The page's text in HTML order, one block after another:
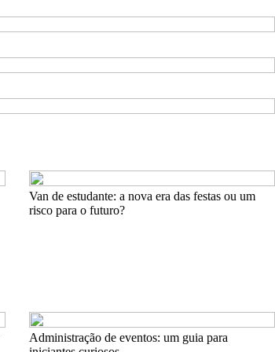
Van de estudante: a nova era das festas ou um
risco para o futuro?
Administração de eventos: um guia para